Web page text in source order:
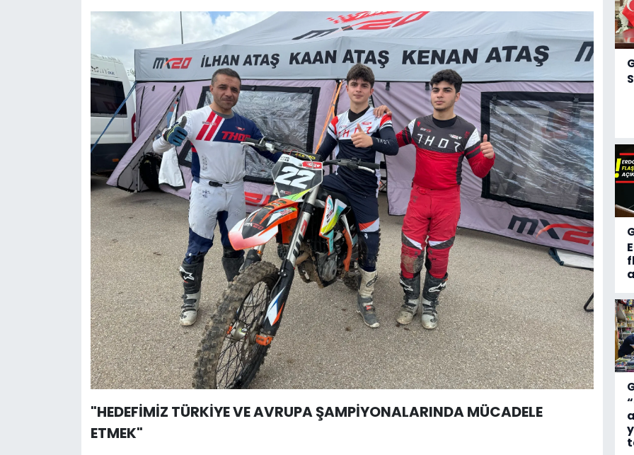
"HEDEFİMİZ TÜRKİYE VE AVRUPA ŞAMPİYONALARINDA MÜCADELE
ETMEK"